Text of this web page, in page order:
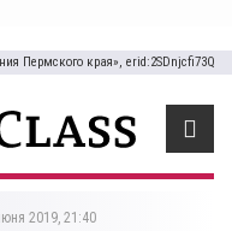
Пермского края», erid:2SDnjcfi73Q
2019, 21:40